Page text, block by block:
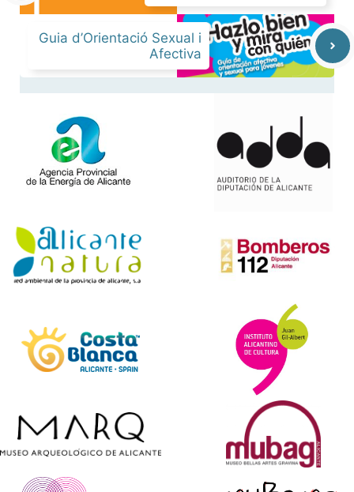
Guia d’Orientació Sexual i
Afectiva